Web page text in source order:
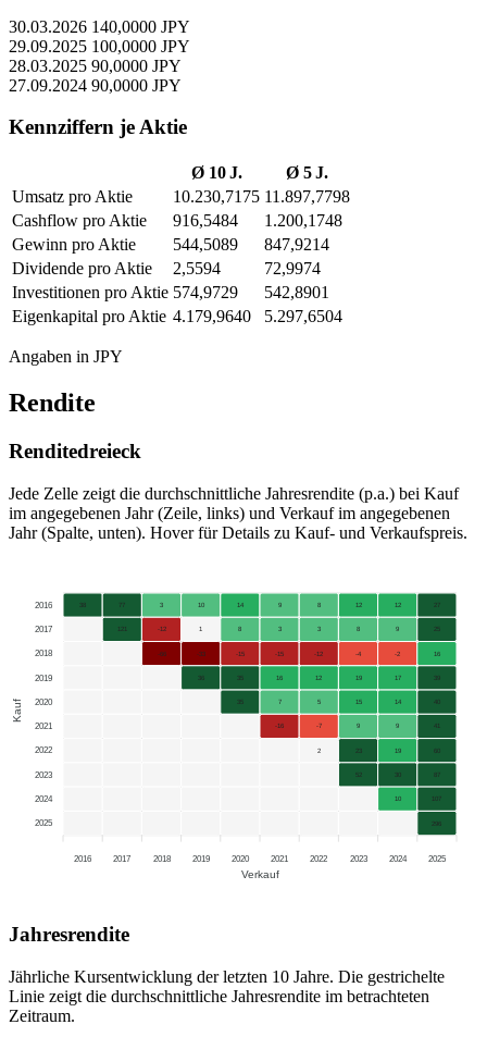
30.03.2026 140,0000 JPY
29.09.2025 100,0000 JPY
28.03.2025 90,0000 JPY
27.09.2024 90,0000 JPY
Kennziffern je Aktie
Ø 10 J.
Ø 5 J.
Umsatz pro Aktie
10.230,7175 11.897,7798
Cashflow pro Aktie
916,5484
1.200,1748
Gewinn pro Aktie
544,5089
847,9214
Dividende pro Aktie
2,5594
72,9974
Investitionen pro Aktie 574,9729
542,8901
Eigenkapital pro Aktie 4.179,9640 5.297,6504
Angaben in JPY
Rendite
Renditedreieck
Jede Zelle zeigt die durchschnittliche Jahresrendite (p.a.) bei Kauf
im angegebenen Jahr (Zeile, links) und Verkauf im angegebenen
Jahr (Spalte, unten). Hover für Details zu Kauf- und Verkaufspreis.
2016
2017
2018
2019
2020
2021
2022
2023
2024
2025
Kauf
38 77 3 10 14 9 8 12 12 27
121 -12 1 8 3 3 8 9 25
-66 -33 -15 -15 -12 -4 -2 16
36 35 16 12 19 17 39
35 7 5 15 14 40
-16 -7 9 9 41
2 23 19 60
52 30 87
10 107
296
2016 2017 2018 2019 2020 2021 2022 2023 2024 2025
Verkauf
Jahresrendite
Jährliche Kursentwicklung der letzten 10 Jahre. Die gestrichelte
Linie zeigt die durchschnittliche Jahresrendite im betrachteten
Zeitraum.